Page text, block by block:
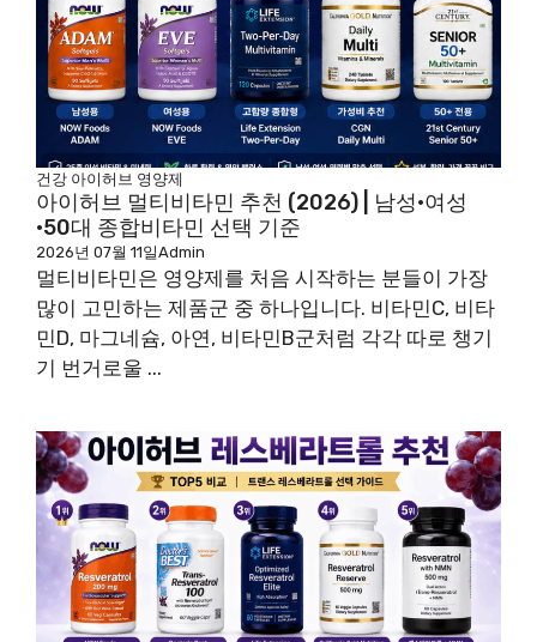
건강 아이허브 영양제
아이허브 멀티비타민 추천 (2026) | 남성·여성
·50대 종합비타민 선택 기준
2026년 07월 11일Admin
멀티비타민은 영양제를 처음 시작하는 분들이 가장
많이 고민하는 제품군 중 하나입니다. 비타민C, 비타
민D, 마그네슘, 아연, 비타민B군처럼 각각 따로 챙기
기 번거로울 ...